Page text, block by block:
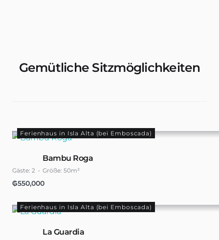
Gemütliche Sitzmöglichkeiten
Ferienhaus in Isla Alta (bei Emboscada)
Bambu Roga
Gäste: 2 Größe: 50m²
₲550,000
Ferienhaus in Isla Alta (bei Emboscada)
La Guardia